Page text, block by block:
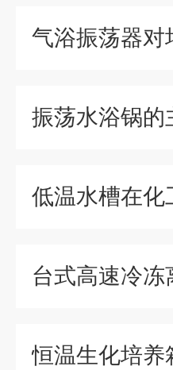
气浴振荡器对
振荡水浴锅的
低温水槽在化
台式高速冷